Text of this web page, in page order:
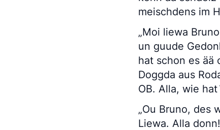
meischdens im
„Moi liewa
un guude
hat schon es ää
Doggda aus
OB. Alla, wie
„Ou Bruno, des
Liewa. Alla